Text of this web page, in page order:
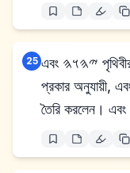
25 এবং 𐤉𐤄𐤅𐤄 পৃথিবীর পশু তার প্রকার অনুযায়ী, গৃহপালিত পশু তার
প্রকার অনুযায়ী,